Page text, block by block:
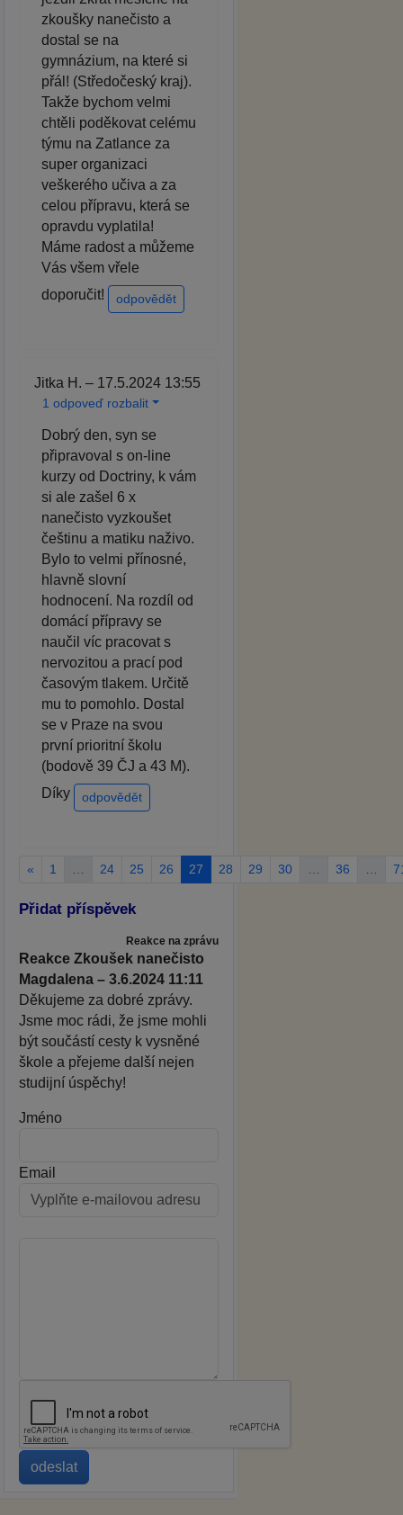
zkoušky nanečisto a
dostal se na
gymnázium, na které si
přál! (Středočeský kraj).
Takže bychom velmi
chtěli poděkovat celému
týmu na Zatlance za
super organizaci
veškerého učiva a za
celou přípravu, která se
opravdu vyplatila!
Máme radost a můžeme
Vás všem vřele
doporučit!
odpovědět
Jitka H. – 17.5.2024 13:55
1 odpoveď rozbalit
Dobrý den, syn se
připravoval s on-line
kurzy od Doctriny, k vám
si ale zašel 6 x
nanečisto vyzkoušet
češtinu a matiku naživo.
Bylo to velmi přínosné,
hlavně slovní
hodnocení. Na rozdíl od
domácí přípravy se
naučil víc pracovat s
nervozitou a prací pod
časovým tlakem. Určitě
mu to pomohlo. Dostal
se v Praze na svou
první prioritní školu
(bodově 39 ČJ a 43 M).
Díky
odpovědět
« 1 24 25 26 27 28 29 30 36
Přidat příspěvek
Reakce na zprávu
Reakce Zkoušek nanečisto
Magdalena – 3.6.2024 11:11
Děkujeme za dobré zprávy.
Jsme moc rádi, že jsme mohli
být součástí cesty k vysněné
škole a přejeme další nejen
studijní úspěchy!
Jméno
Email